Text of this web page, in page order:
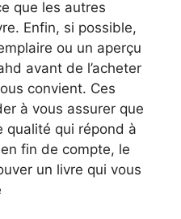
que les autres
Enfin, si possible,
ou un aperçu
avant de l’acheter
convient. Ces
à vous assurer que
qualité qui répond à
fin de compte, le
un livre qui vous